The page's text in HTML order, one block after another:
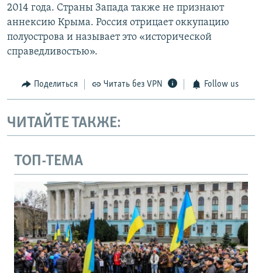
2014 года. Страны Запада также не признают
аннексию Крыма. Россия отрицает оккупацию
полуострова и называет это «исторической
справедливостью».
Поделиться Читать без VPN Follow us
ЧИТАЙТЕ ТАКЖЕ:
ТОП-ТЕМА